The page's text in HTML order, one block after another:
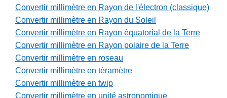
Convertir millimètre en Rayon de l'électron (classique)
Convertir millimètre en Rayon du Soleil
Convertir millimètre en Rayon équatorial de la Terre
Convertir millimètre en Rayon polaire de la Terre
Convertir millimètre en roseau
Convertir millimètre en téramètre
Convertir millimètre en twip
Convertir millimètre en unité astronomique